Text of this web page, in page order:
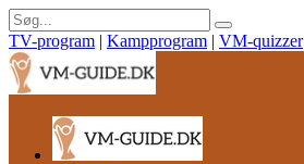
TV-program | Kampprogram | VM-quizzer